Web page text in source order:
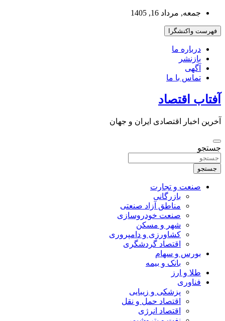
بروید
جمعه, مرداد 16, 1405
فهرست واکنشگرا
درباره ما
بازنشر
آگهی
تماس با ما
آفتاب اقتصاد
آخرین اخبار اقتصادی ایران و جهان
جستجو
جستجو
صنعت و تجارت
بازرگانی
مناطق آزاد صنعتی
صنعت خودروسازی
شهر و مسکن
کشاورزی و دامپروری
اقتصاد گردشگری
بورس و سهام
بانک و بیمه
طلا و ارز
فناوری
پزشکی و زیبایی
اقتصاد حمل و نقل
اقتصاد انرژی